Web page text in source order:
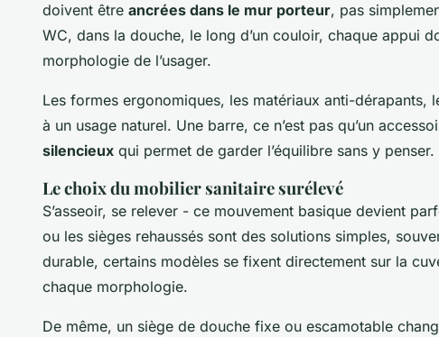
doivent être ancrées dans le mur porteur, pas
WC, dans la douche, le long d’un couloir, chaque appui
morphologie de l’usager.
Les formes ergonomiques, les matériaux anti-
à un usage naturel. Une barre, ce n’est pas qu’un
silencieux qui permet de garder l’équilibre sans y penser.
Le choix du mobilier sanitaire surélevé
S’asseoir, se relever - ce mouvement basique devient
ou les sièges rehaussés sont des solutions simples,
durable, certains modèles se fixent directement sur la
chaque morphologie.
De même, un siège de douche fixe ou escamotable